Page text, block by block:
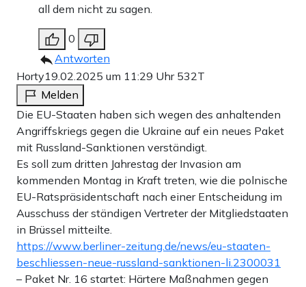
all dem nicht zu sagen.
0
Antworten
Horty19.02.2025 um 11:29 Uhr 532T
Melden
Die EU-Staaten haben sich wegen des anhaltenden
Angriffskriegs gegen die Ukraine auf ein neues Paket
mit Russland-Sanktionen verständigt.
Es soll zum dritten Jahrestag der Invasion am
kommenden Montag in Kraft treten, wie die polnische
EU-Ratspräsidentschaft nach einer Entscheidung im
Ausschuss der ständigen Vertreter der Mitgliedstaaten
in Brüssel mitteilte.
https://www.berliner-zeitung.de/news/eu-staaten-
beschliessen-neue-russland-sanktionen-li.2300031
– Paket Nr. 16 startet: Härtere Maßnahmen gegen